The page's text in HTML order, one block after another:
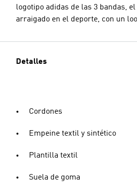
logotipo adidas de las 3 bandas,
arraigado en el deporte, con un
Detalles
Cordones
Empeine textil y sintético
Plantilla textil
Suela de goma